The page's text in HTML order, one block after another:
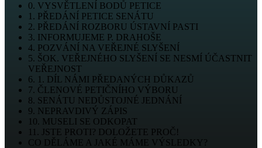
0. VYSVĚTLENÍ BODŮ PETICE
1. PŘEDÁNÍ PETICE SENÁTU
2. PŘEDÁNÍ ROZBORU ÚSTAVNÍ PASTI
3. INFORMUJEME P. DRAHOŠE
4. POZVÁNÍ NA VEŘEJNÉ SLYŠENÍ
5. ŠOK. VEŘEJNÉHO SLYŠENÍ SE NESMÍ ÚČASTNIT
VEŘEJNOST
6. 1. DÍL NÁMI PŘEDANÝCH DŮKAZŮ
7. ČLENOVÉ PETIČNÍHO VÝBORU
8. SENÁTU NEDŮSTOJNÉ JEDNÁNÍ
9. NEPRAVDIVÝ ZÁPIS
10. MUSELI SE ODKOPAT
11. JSTE PROTI? DOLOŽETE PROČ!
CO DĚLÁME A JAKÉ MÁME VÝSLEDKY?